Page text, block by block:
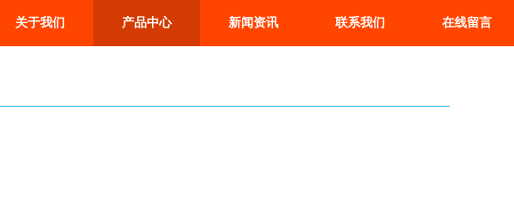
关于我们 产品中心 新闻资讯 联系我们 在线留言